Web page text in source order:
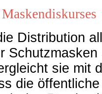
Distribution
sie mit
die